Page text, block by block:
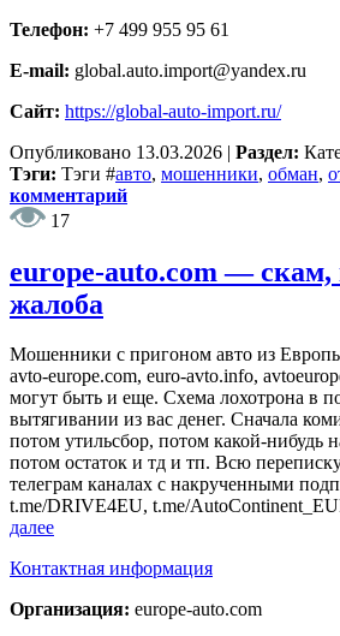
Телефон: +7 499 955 95 61
E-mail: global.auto.import@yandex.ru
Сайт: https://global-auto-import.ru/
Опубликовано 13.03.2026 | Раздел:
Тэги: Тэги #авто, мошенники, обман,
комментарий
17
europe-auto.com —
жалоба
Мошенники с пригоном авто из
avto-europe.com, euro-avto.info,
могут быть и еще. Схема лохотрона в
вытягивании из вас денег. Сначала
потом утильсбор, потом какой-нибудь
потом остаток и тд и тп. Всю
телеграм каналах с накрученными
t.me/DRIVE4EU, t.me/
далее
Контактная информация
Организация: europe-auto.com